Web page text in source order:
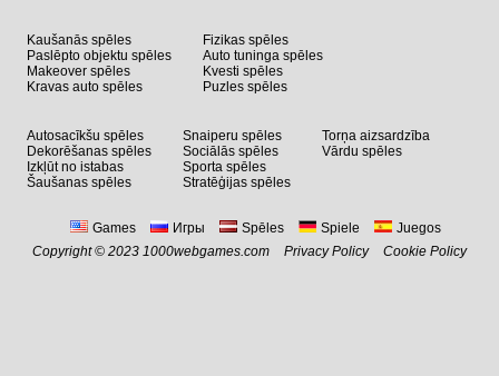
Kaušanās spēles
Paslēpto objektu spēles
Makeover spēles
Kravas auto spēles
Fizikas spēles
Auto tuninga spēles
Kvesti spēles
Puzles spēles
Autosacīkšu spēles
Dekorēšanas spēles
Izkļūt no istabas
Šaušanas spēles
Snaiperu spēles
Sociālās spēles
Sporta spēles
Stratēģijas spēles
Torņa aizsardzība
Vārdu spēles
Games Игры Spēles Spiele
Juegos
Copyright © 2023 1000webgames.com
Privacy Policy Cookie Policy